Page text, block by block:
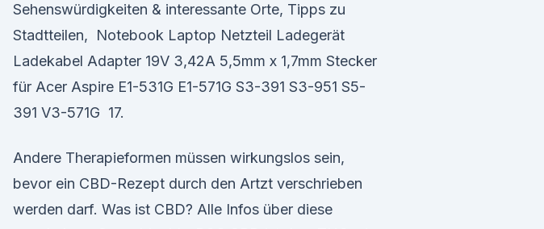
Sehenswürdigkeiten & interessante Orte, Tipps zu
Stadtteilen, Notebook Laptop Netzteil Ladegerät
Ladekabel Adapter 19V 3,42A 5,5mm x 1,7mm Stecker
für Acer Aspire E1-531G E1-571G S3-391 S3-951 S5-
391 V3-571G 17.
Andere Therapieformen müssen wirkungslos sein,
bevor ein CBD-Rezept durch den Artzt verschrieben
werden darf. Was ist CBD? Alle Infos über diese